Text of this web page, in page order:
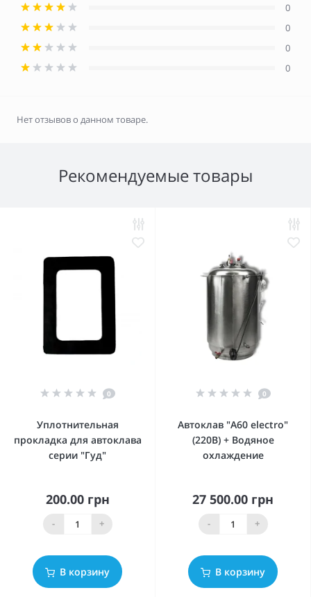
0
0
0
0
Нет отзывов о данном товаре.
Рекомендуемые товары
0
Уплотнительная
прокладка для автоклава
серии "Гуд"
200.00 грн
- +
В корзину
0
Автоклав "А60 electro"
(220В) + Водяное
охлаждение
27 500.00 грн
- +
В корзину